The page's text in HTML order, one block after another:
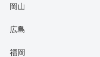
岡山
広島
福岡